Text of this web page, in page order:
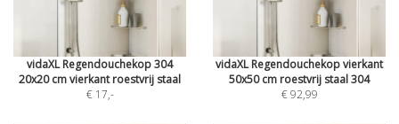
vidaXL Regendouchekop 304
20x20 cm vierkant roestvrij staal
€ 17,-
vidaXL Regendouchekop vierkant
50x50 cm roestvrij staal 304
€ 92,99